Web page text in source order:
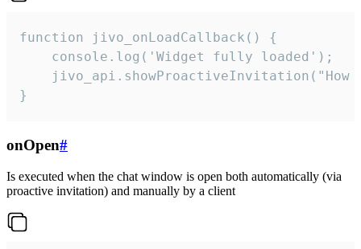
function jivo_onLoadCallback() {
    console.log('Widget fully loaded');
jivo_api.showProactiveInvitation("How
}
onOpen#
Is executed when the chat window is open both automatically (via
proactive invitation) and manually by a client